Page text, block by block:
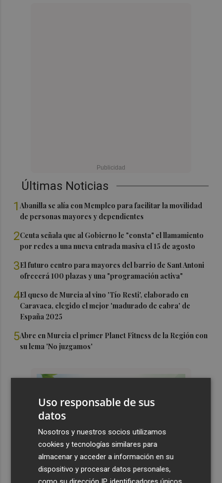
Últimas Noticias
1Abanilla se alía con Mempleo para facilitar la movilidad
de personas mayores y dependientes
2Ceuta señala que al Gobierno le "consta" el llamamiento
por redes a una nueva entrada masiva el 15 de agosto
3El futuro centro para mayores del barrio de Sant Antoni
ofrecerá 100 plazas y una "programación activa"
4El queso de Murcia al vino 'Tío Resti', elaborado en
Caravaca, elegido el mejor 'madurado de cabra' de
España 2025
5Abre en Murcia el primer Planet Fitness de la Región con
su lema 'No juzgamos'
Uso responsable de sus
datos
Nosotros y nuestros socios utilizamos
cookies y tecnologías similares para
almacenar y acceder a información en su
dispositivo y procesar datos personales,